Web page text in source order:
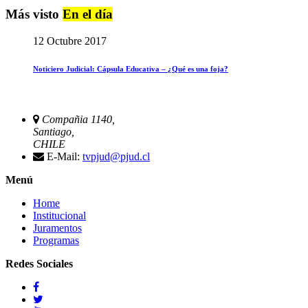
Más visto En el día
12 Octubre 2017
Noticiero Judicial: Cápsula Educativa – ¿Qué es una foja?
Compañia 1140,
Santiago,
CHILE
E-Mail: tvpjud@pjud.cl
Menú
Home
Institucional
Juramentos
Programas
Redes Sociales